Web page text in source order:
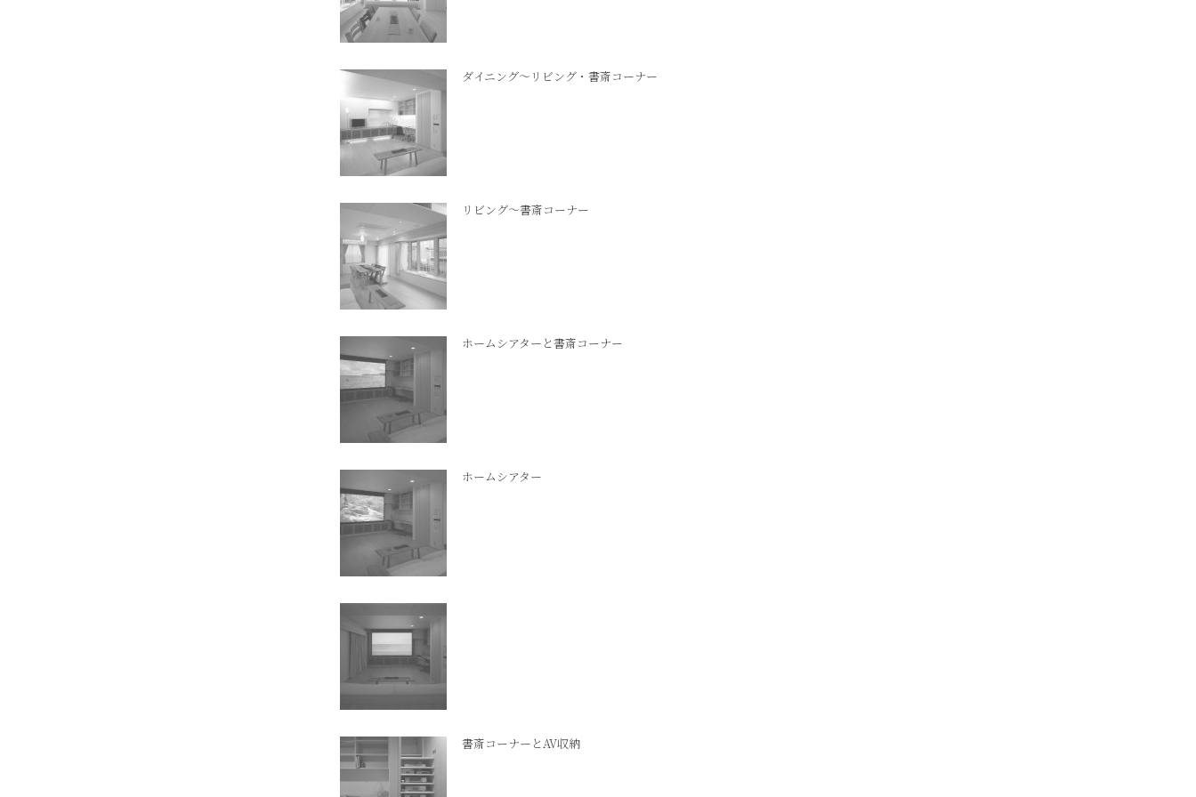
ダイニング～リビング・書斎コーナー
リビング～書斎コーナー
ホームシアターと書斎コーナー
ホームシアター
書斎コーナーとAV収納